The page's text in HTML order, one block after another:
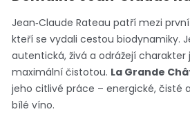
Jean‑Claude Rateau patří mezi
kteří se vydali cestou biodynamiky.
autentická, živá a odrážejí
maximální čistotou. La Grande
jeho citlivé práce – energické, čisté
bílé víno.